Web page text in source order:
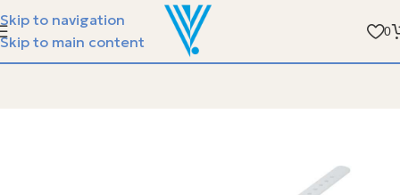
Skip to navigation
Skip to main content
الفيسبوندر ستيل مع سوارة الجلد - متوفر في
0